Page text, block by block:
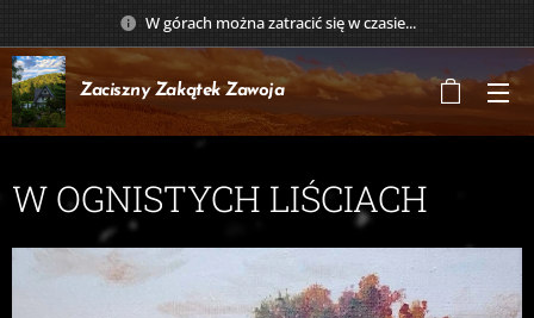
W górach można zatracić się w czasie...
Zaciszny Zakątek Zawoja
W OGNISTYCH LIŚCIACH